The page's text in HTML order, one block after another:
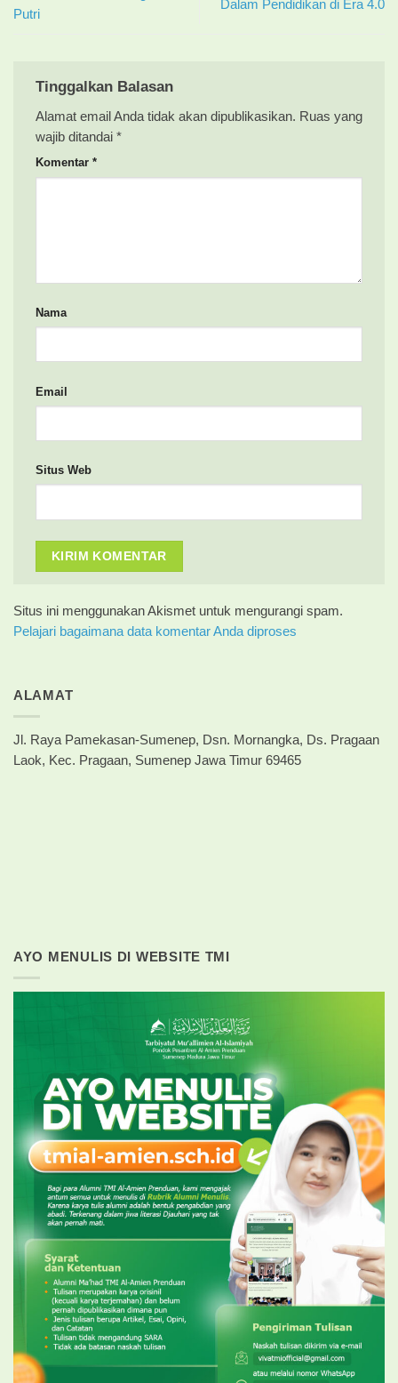
Putri
Dalam Pendidikan di Era 4.0
Tinggalkan Balasan
Alamat email Anda tidak akan dipublikasikan. Ruas yang
wajib ditandai *
Komentar *
Nama
Email
Situs Web
Situs ini menggunakan Akismet untuk mengurangi spam.
Pelajari bagaimana data komentar Anda diproses
ALAMAT
Jl. Raya Pamekasan-Sumenep, Dsn. Mornangka, Ds. Pragaan
Laok, Kec. Pragaan, Sumenep Jawa Timur 69465
AYO MENULIS DI WEBSITE TMI